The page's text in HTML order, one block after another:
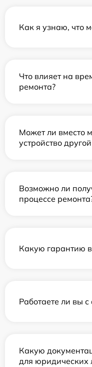
Как я узнаю, что
Что влияет на
ремонта?
Может ли вместо
устройство
Возможно ли
процессе
Какую гарантию
Работаете ли вы
Какую
для юридических